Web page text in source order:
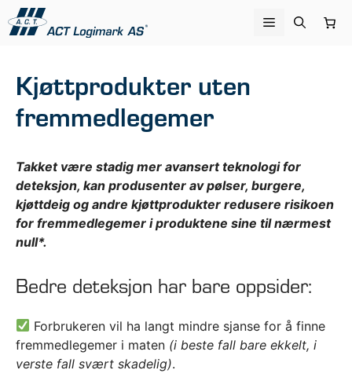
Hopp
til
Meny
Kjøttprodukter uten
fremmedlegemer
Takket være stadig mer avansert teknologi for
deteksjon, kan produsenter av pølser, burgere,
kjøttdeig og andre kjøttprodukter redusere risikoen
for fremmedlegemer i produktene sine til nærmest
null*.
Bedre deteksjon har bare oppsider:
Forbrukeren vil ha langt mindre sjanse for å finne
fremmedlegemer i maten (i beste fall bare ekkelt, i
verste fall svært skadelig).